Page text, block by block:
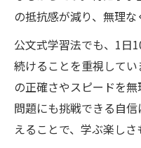
の抵抗感が減り、無理な
公文式学習法でも、1日
続けることを重視して
の正確さやスピードを
問題にも挑戦できる自
えることで、学ぶ楽しさ